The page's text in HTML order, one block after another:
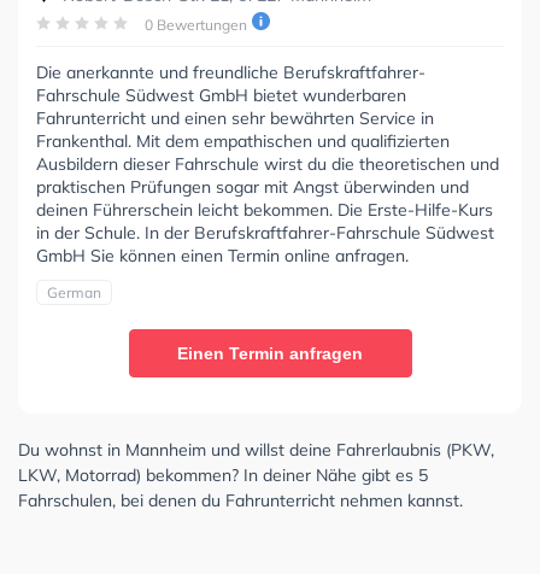
0 Bewertungen
Die anerkannte und freundliche Berufskraftfahrer-
Fahrschule Südwest GmbH bietet wunderbaren
Fahrunterricht und einen sehr bewährten Service in
Frankenthal. Mit dem empathischen und qualifizierten
Ausbildern dieser Fahrschule wirst du die theoretischen und
praktischen Prüfungen sogar mit Angst überwinden und
deinen Führerschein leicht bekommen. Die Erste-Hilfe-Kurs
in der Schule. In der Berufskraftfahrer-Fahrschule Südwest
GmbH Sie können einen Termin online anfragen.
German
Einen Termin anfragen
Du wohnst in Mannheim und willst deine Fahrerlaubnis (PKW,
LKW, Motorrad) bekommen? In deiner Nähe gibt es 5
Fahrschulen, bei denen du Fahrunterricht nehmen kannst.